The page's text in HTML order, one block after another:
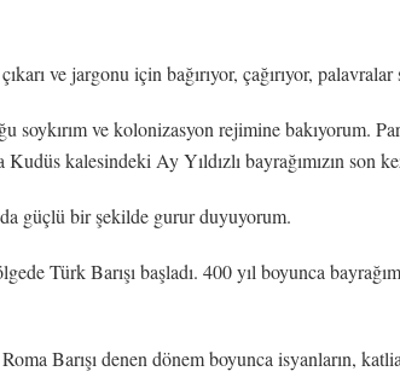
ve jargonu için bağırıyor, çağırıyor, palavralar
ve kolonizasyon rejimine bakıyorum.
kalesindeki Ay Yıldızlı bayrağımızın son
güçlü bir şekilde gurur duyuyorum.
Türk Barışı başladı. 400 yıl boyunca
Barışı denen dönem boyunca isyanların,